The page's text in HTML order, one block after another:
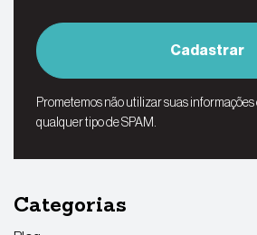
Cadastrar
Prometemos não utilizar suas
qualquer tipo de SPAM.
Categorias